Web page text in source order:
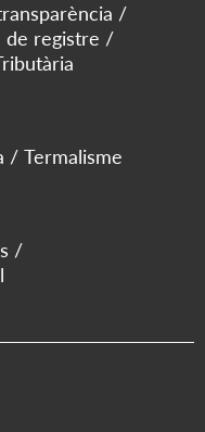
de registre
Termalisme